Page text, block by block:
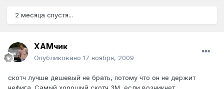
2 месяца спустя...
ХАМчик
Опубликовано 17 ноября, 2009
скотч лучше дешевый не брать, потому что он не держит